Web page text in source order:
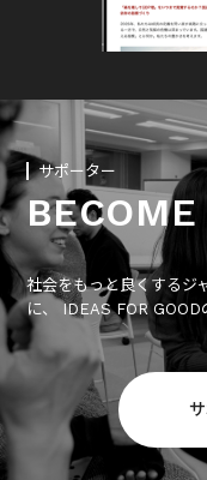
サポーター
社会をもっと良くするジ
に、 IDEAS FOR GOOD